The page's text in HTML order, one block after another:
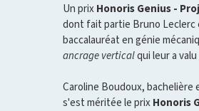
Un prix Honoris Genius -
dont fait partie Bruno Leclerc
baccalauréat en génie
ancrage verticalqui leur a
Caroline Boudoux,
s'est méritée le prix Honoris